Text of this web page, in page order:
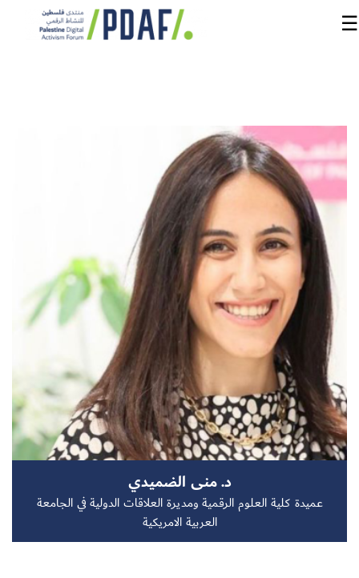
المنتدى
من
مدربون
ومتحدثون
سنوات
سابقة
سجل الآن
☰
د. منى الضميدي
عميدة كلية العلوم الرقمية ومديرة العلاقات الدولية في الجامعة
العربية الامريكية